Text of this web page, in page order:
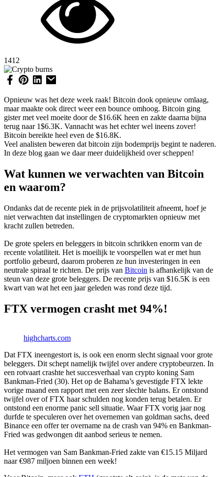
1412
Opnieuw was het deze week raak! Bitcoin dook opnieuw omlaag,
maar maakte ook direct weer een bounce omhoog. Bitcoin ging
gister met veel moeite door de $16.6K heen en zakte daarna bijna
terug naar 1$6.3K. Vannacht was het echter wel ineens zover!
Bitcoin bereikte heel even de $16.8K.
Veel analisten beweren dat bitcoin zijn bodemprijs begint te naderen.
In deze blog gaan we daar meer duidelijkheid over scheppen!
Wat kunnen we verwachten van Bitcoin
en waarom?
Ondanks dat de recente piek in de prijsvolatiliteit afneemt, hoef je
niet verwachten dat instellingen de cryptomarkten opnieuw met
kracht zullen betreden.
De grote spelers en beleggers in bitcoin schrikken enorm van de
recente volatiliteit. Het is moeilijk te voorspellen wat er met hun
portfolio gebeurd, daarom proberen ze hun investeringen in een
neutrale spiraal te richten. De prijs van Bitcoin is afhankelijk van de
steun van deze grote beleggers. De recente prijs van $16.5K is een
kwart van wat het een jaar geleden was rond deze tijd.
FTX vermogen crasht met 94%!
highcharts.com
Dat FTX ineengestort is, is ook een enorm slecht signaal voor grote
beleggers. Dit schept namelijk twijfel over andere cryptobeurzen. In
een rotvaart crashte het succesverhaal van crypto koning Sam
Bankman-Fried (30). Het op de Bahama’s gevestigde FTX lekte
vorige maand een rapport met een zeer slechte balans. Er ontstond
twijfel over of FTX haar schulden nog konden terug betalen. Er
ontstond een enorme panic sell situatie. Waar FTX vorig jaar nog
durfde te speculeren over het overnemen van goldman sachs, deed
Binance een offer ter overname na de crash van 94% en Bankman-
Fried was gedwongen dit aanbod serieus te nemen.
Het vermogen van Sam Bankman-Fried zakte van €15.15 Miljard
naar €987 miljoen binnen een week!